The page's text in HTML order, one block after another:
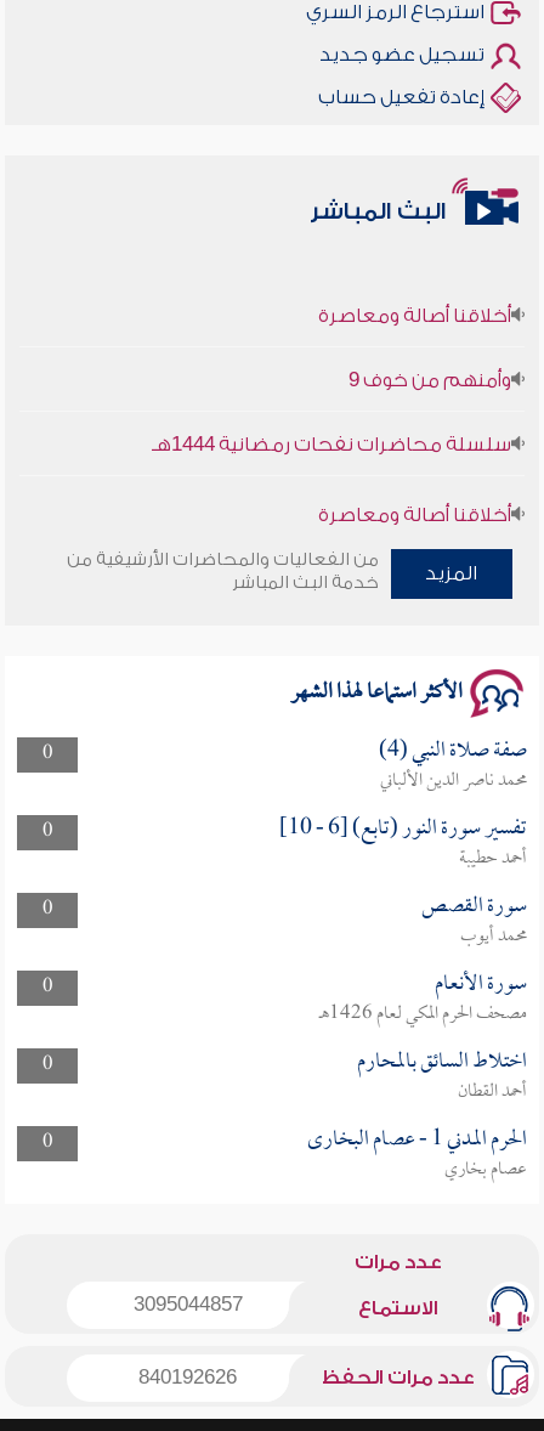
استرجاع الرمز السري
تسجيل عضو جديد
إعادة تفعيل حساب
البث المباشر
أخلاقنا أصالة ومعاصرة
وأمنهم من خوف 9
سلسلة محاضرات نفحات رمضانية 1444هـ
أخلاقنا أصالة ومعاصرة
وأمنهم من خوف 9
المزيد
من الفعاليات والمحاضرات الأرشيفية من
خدمة البث المباشر
الأكثر استماعا لهذا الشهر
0 صفة صلاة النبي (4)
محمد ناصر الدين الألباني
0
تفسير سورة النور (تابع) [6 - 10]
أحمد حطيبة
0
سورة القصص
محمد أيوب
0
سورة الأنعام
مصحف الحرم المكي لعام 1426هـ
0
اختلاط السائق بالمحارم
أحمد القطان
0
الحرم المدني 1 - عصام البخارى
عصام بخاري
عدد مرات
الاستماع 3095044857
عدد مرات الحفظ 840192626